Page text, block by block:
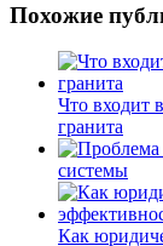
Похожие
Что входит
гранита
системы
Как